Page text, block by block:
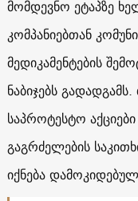
მომდევნო ეტაპზე
კომპანიებთან
მედიკამენტების
ნაბიჯებს
საპროტესტო
გაგრძელების
იქნება